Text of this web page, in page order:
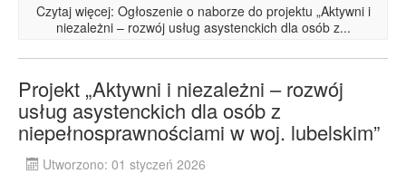
Czytaj więcej: Ogłoszenie o naborze do projektu „Aktywni i
niezależni – rozwój usług asystenckich dla osób z...
Projekt „Aktywni i niezależni – rozwój
usług asystenckich dla osób z
niepełnosprawnościami w woj. lubelskim”
Utworzono: 01 styczeń 2026